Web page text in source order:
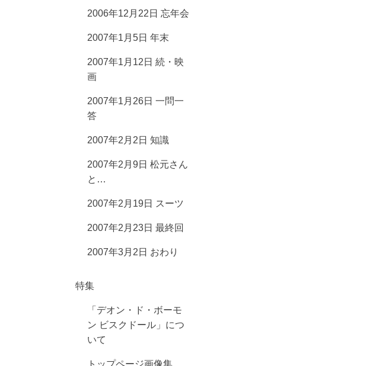
2006年12月22日 忘年会
2007年1月5日 年末
2007年1月12日 続・映
画
2007年1月26日 一問一
答
2007年2月2日 知識
2007年2月9日 松元さん
と…
2007年2月19日 スーツ
2007年2月23日 最終回
2007年3月2日 おわり
特集
「デオン・ド・ボーモ
ン ビスクドール」につ
いて
トップページ画像集